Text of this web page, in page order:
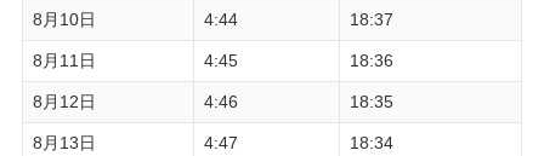
8月10日 4:44 18:37
8月11日 4:45 18:36
8月12日 4:46 18:35
8月13日 4:47 18:34